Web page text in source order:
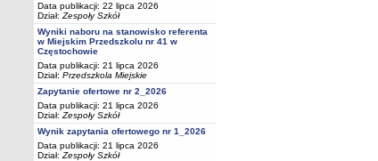
Data publikacji: 22 lipca 2026
Dział: Zespoły Szkół
Wyniki naboru na stanowisko referenta
w Miejskim Przedszkolu nr 41 w
Częstochowie
Data publikacji: 21 lipca 2026
Dział: Przedszkola Miejskie
Zapytanie ofertowe nr 2_2026
Data publikacji: 21 lipca 2026
Dział: Zespoły Szkół
Wynik zapytania ofertowego nr 1_2026
Data publikacji: 21 lipca 2026
Dział: Zespoły Szkół